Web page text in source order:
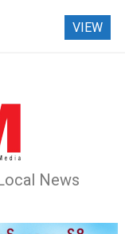
News
VIEW